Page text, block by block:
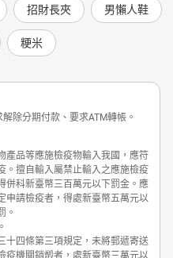
招財長夾 男懶人鞋
粳米
除分期付款、要求ATM轉帳。
產品等應施檢疫物輸入我國，應符
。擅自輸入屬禁止輸入之應施檢疫
併科新臺幣三百萬元以下罰金。應
申請檢疫者，得處新臺幣五萬元以
。
十四條第三項規定，未將郵遞寄送
疫機關銷燬者，處新臺幣三萬元以